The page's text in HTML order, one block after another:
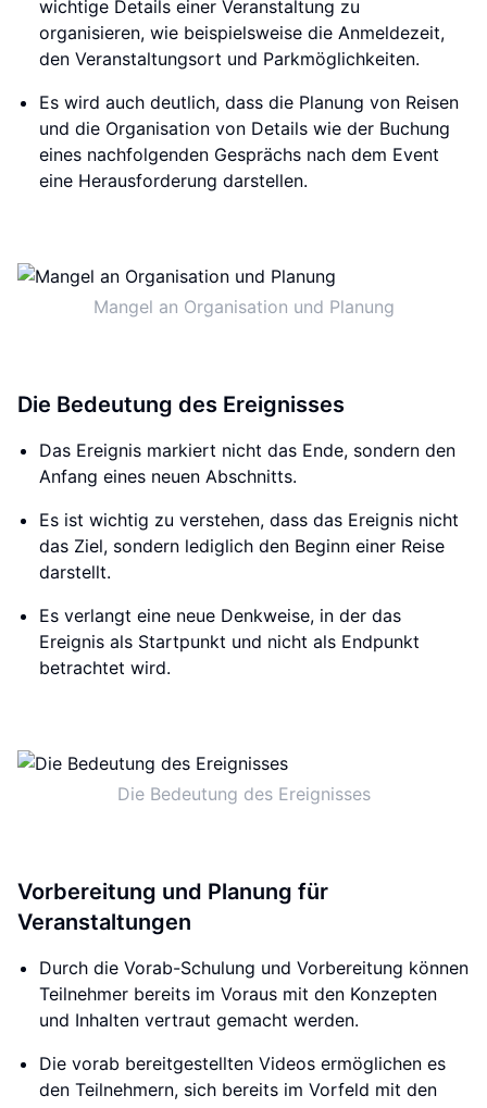
wichtige Details einer Veranstaltung zu
organisieren, wie beispielsweise die Anmeldezeit,
den Veranstaltungsort und Parkmöglichkeiten.
Es wird auch deutlich, dass die Planung von Reisen
und die Organisation von Details wie der Buchung
eines nachfolgenden Gesprächs nach dem Event
eine Herausforderung darstellen.
Mangel an Organisation und Planung
Die Bedeutung des Ereignisses
Das Ereignis markiert nicht das Ende, sondern den
Anfang eines neuen Abschnitts.
Es ist wichtig zu verstehen, dass das Ereignis nicht
das Ziel, sondern lediglich den Beginn einer Reise
darstellt.
Es verlangt eine neue Denkweise, in der das
Ereignis als Startpunkt und nicht als Endpunkt
betrachtet wird.
Die Bedeutung des Ereignisses
Vorbereitung und Planung für
Veranstaltungen
Durch die Vorab-Schulung und Vorbereitung können
Teilnehmer bereits im Voraus mit den Konzepten
und Inhalten vertraut gemacht werden.
Die vorab bereitgestellten Videos ermöglichen es
den Teilnehmern, sich bereits im Vorfeld mit den